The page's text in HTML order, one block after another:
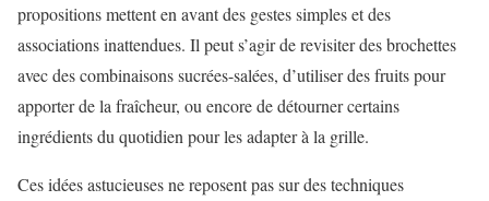
propositions mettent en avant des gestes simples et des
associations inattendues. Il peut s’agir de revisiter des brochettes
avec des combinaisons sucrées-salées, d’utiliser des fruits pour
apporter de la fraîcheur, ou encore de détourner certains
ingrédients du quotidien pour les adapter à la grille.
Ces idées astucieuses ne reposent pas sur des techniques